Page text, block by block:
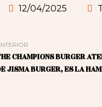
12/04/2025
CHAMPIONS BURGER
JISMA BURGER, ES LA